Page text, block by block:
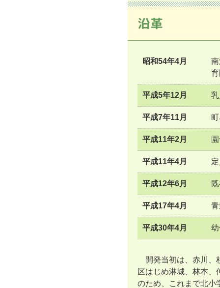
沿革
昭和54年4月
平成5年12月
平成7年11月
平成11年2月
平成11年4月
平成12年6月
平成17年4月
平成30年4月
開発当初は、赤川、
区はじめ淋城、林本、
のため、これまで北小